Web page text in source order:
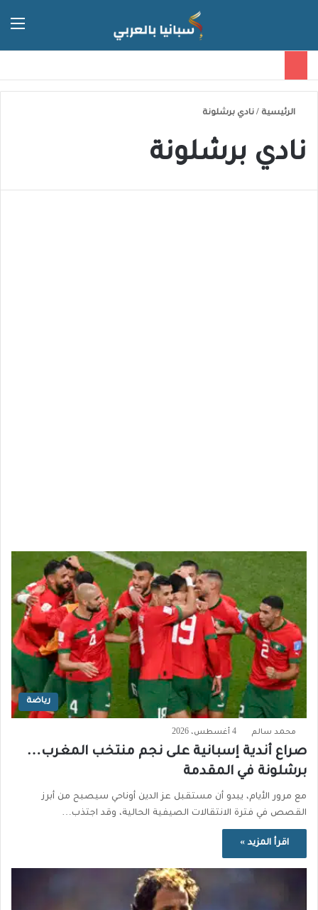
الرئيسية / نادي برشلونة
نادي برشلونة
رياضة
محمد سالم 4 أغسطس، 2026
صراع أندية إسبانية على نجم منتخب المغرب…
برشلونة في المقدمة
مع مرور الأيام، يبدو أن مستقبل عز الدين أوناحي سيصبح من أبرز
القصص في فترة الانتقالات الصيفية الحالية، وقد اجتذب…
اقرأ المزيد »